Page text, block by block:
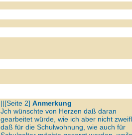
||[Seite 2] Anmerkung
Jch wünschte von Herzen daß daran
gearbeitet würde, wie ich aber nicht
daß für die Schulwohnung, wie auch für